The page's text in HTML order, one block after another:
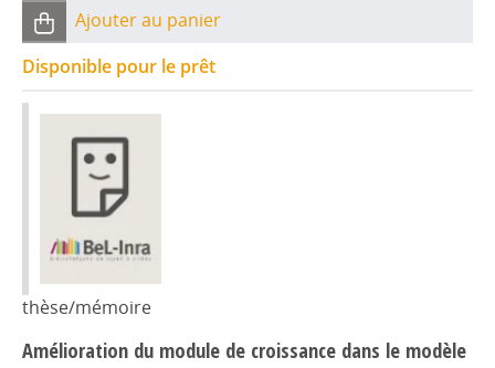
Ajouter au panier
Disponible pour le prêt
thèse/mémoire
Amélioration du module de croissance dans le modèle